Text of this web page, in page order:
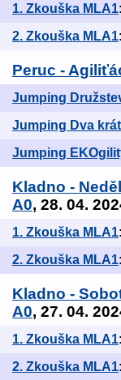
1. Zkouška MLA1
2. Zkouška MLA1
Peruc -
Jumping
Jumping Dva
Jumping
Kladno -
A0, 28. 04.
1. Zkouška MLA1
2. Zkouška MLA1
Kladno -
A0, 27. 04.
1. Zkouška MLA1
2. Zkouška MLA1